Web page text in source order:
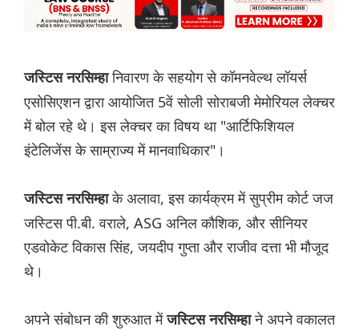
जस्टिस नरसिम्हानिवारण के सहयोग से कॉमनवेल्थ लॉयर्स
एसोसिएशन द्वारा आयोजित 5वें सोली सोराबजी मेमोरियल लेक्चर
में बोल रहे थे। इस लेक्चर का विषय था "आर्टिफिशियल
इंटेलिजेंस के साम्राज्य में मानवाधिकार"।
जस्टिस नरसिम्हाके अलावा, इस कार्यक्रम में सुप्रीम कोर्ट जज
जस्टिस पी.बी. वराले, ASG अनिल कौशिक, और सीनियर
एडवोकेट विकास सिंह, जयदीप गुप्ता और राजीव दत्ता भी मौजूद
थे।
अपने संबोधन की शुरुआत मेंजस्टिस नरसिम्हाने अपने वकालत